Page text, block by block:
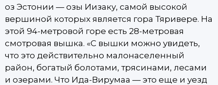
оз Эстонии — озы Иизаку, самой высокой
вершиной которых является гора Тяривере. На
этой 94-метровой горе есть 28-метровая
смотровая вышка. «С вышки можно увидеть,
что это действительно малонаселенный
район, богатый болотами, трясинами, лесами
и озерами. Что Ида-Вирумаа — это еще и уезд